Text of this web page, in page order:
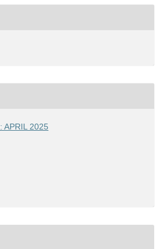
APRIL 2025